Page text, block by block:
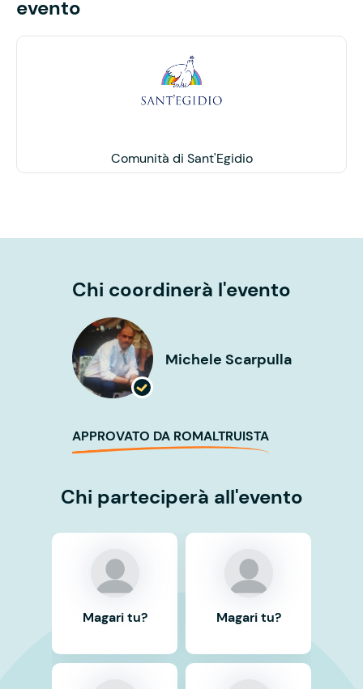
evento
Comunità di Sant'Egidio
Chi coordinerà l'evento
Michele Scarpulla
APPROVATO DA ROMALTRUISTA
Chi parteciperà all'evento
Magari tu? Magari tu?